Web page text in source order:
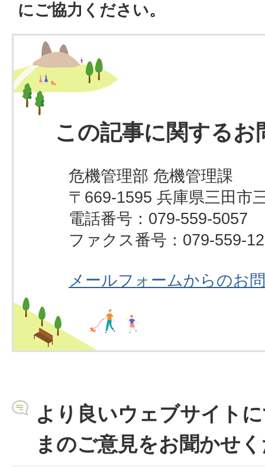
にご協力ください。
この記事に関するお
危機管理部 危機管理課
〒669-1595 兵庫県三田市
電話番号：079-559-5057
ファクス番号：079-559-
メールフォームからのお
より良いウェブサイト
まのご意見をお聞かせ